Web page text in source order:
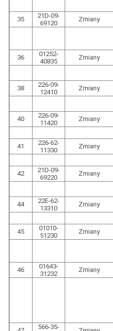
35
21D-09-
69120
Zmiany
36
01252-
40835
Zmiany
38
226-09-
12410
Zmiany
40
226-09-
11420
Zmiany
41
226-62-
11330
Zmiany
42
21D-09-
69220
Zmiany
44
22E-62-
13310
Zmiany
45
01010-
51230
Zmiany
46
01643-
31232
Zmiany
566-35-